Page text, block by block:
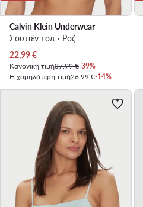
Calvin Klein Underwear
Σουτιέν τοπ · Ροζ
Τρέχουσα τιμή
22,99€
Κανονική τιμή37,99 €-39%
Η χαμηλότερη τιμή26,99 €-14%